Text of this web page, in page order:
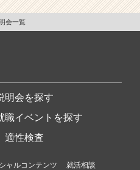
21日(金)14:00〜15:00
会一覧
明会を探す
職イベントを探す
適性検査
ャルコンテンツ
就活相談